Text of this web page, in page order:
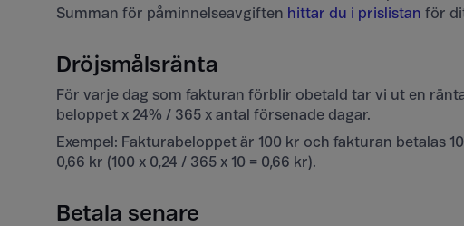
Summan för påminnelseavgiften hittar du i prislistan för
Dröjsmålsränta
För varje dag som fakturan förblir obetald tar vi ut en
beloppet x 24% / 365 x antal försenade dagar.
Exempel: Fakturabeloppet är 100 kr och fakturan betalas
0,66 kr (100 x 0,24 / 365 x 10 = 0,66 kr).
Betala senare